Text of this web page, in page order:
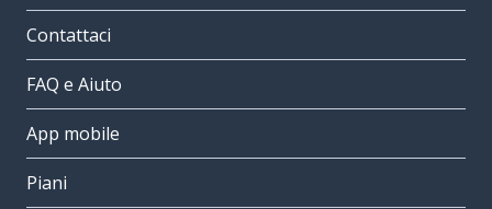
Contattaci
FAQ e Aiuto
App mobile
Piani